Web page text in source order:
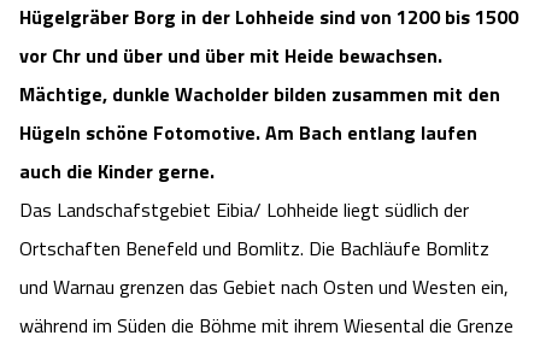
Last Minute
Anreise
Videos
Shop
Tiere
HeideSpezialitäten
Naturhotels
Urlaub mit Hund
Wildpark Müden
Snow World Bispingen
Ralf Schumacher Kart & Bowl
Abenteuerland Trampolin-Park
Veranstaltungen & Führungen Celle
Hügelgräber Borg in der Lohheide sind von 1200 bis 1500
vor Chr und über und über mit Heide bewachsen.
Mächtige, dunkle Wacholder bilden zusammen mit den
Hügeln schöne Fotomotive. Am Bach entlang laufen
auch die Kinder gerne.
Das Landschafstgebiet Eibia/ Lohheide liegt südlich der
Ortschaften Benefeld und Bomlitz. Die Bachläufe Bomlitz
und Warnau grenzen das Gebiet nach Osten und Westen ein,
während im Süden die Böhme mit ihrem Wiesental die Grenze